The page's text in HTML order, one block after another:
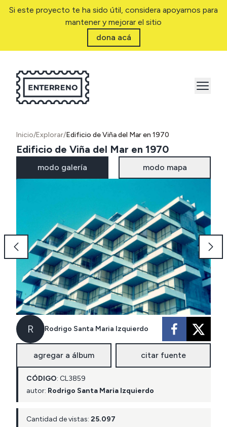
Si este proyecto te ha sido útil, considera apoyarnos para
mantener y mejorar el sitio
dona acá
Inicio/Explorar/Edificio de Viña del Mar en 1970
Edificio de Viña del Mar en 1970
modo galería modo mapa
R Rodrigo Santa Maria Izquierdo
agregar a álbum citar fuente
CÓDIGO: CL3859
autor: Rodrigo Santa Maria Izquierdo
Cantidad de vistas: 25.097